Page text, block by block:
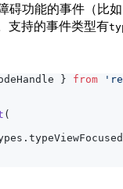
碍功能的事件（比
支持的事件类型有
} from
(
. typeViewFocused